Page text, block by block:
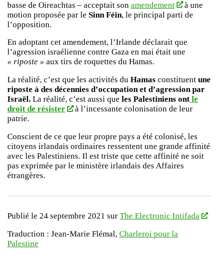
basse de Oireachtas – acceptait son amendement
à une
motion proposée par le Sinn Féin, le principal parti de
l’opposition.
En adoptant cet amendement, l’Irlande déclarait que
l’agression israélienne contre Gaza en mai était une
« riposte » aux tirs de roquettes du Hamas.
La réalité, c’est que les activités du Hamas constituent une
riposte à des décennies d’occupation et d’agression par
Israël. La réalité, c’est aussi que les Palestiniens ont le
droit de résister
à l’incessante colonisation de leur
patrie.
Conscient de ce que leur propre pays a été colonisé, les
citoyens irlandais ordinaires ressentent une grande affinité
avec les Palestiniens. Il est triste que cette affinité ne soit
pas exprimée par le ministère irlandais des Affaires
étrangères.
Publié le 24 septembre 2021 sur The Electronic Intifada
Traduction : Jean-Marie Flémal, Charleroi pour la
Palestine